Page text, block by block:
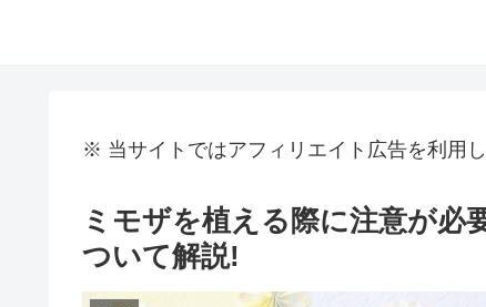
※ 当サイトではアフィリエイト広告を利用
ミモザを植える際に注意が必
ついて解説!